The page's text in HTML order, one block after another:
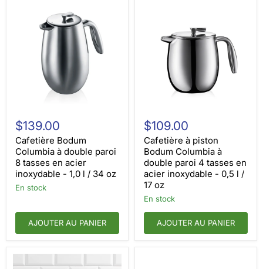
Bodum
Columbia
à
double
paroi
8
tasses
en
-
34
$139.00
Cafetière Bodum
Columbia à double paroi
8 tasses en acier
inoxydable - 1,0 l / 34 oz
en stock
AJOUTER AU PANIER
à
piston
Bodum
Columbia
à
double
paroi
4
tasses
en
acier
inoxydable
-
$109.00
Cafetière à piston
Bodum Columbia à
double paroi 4 tasses en
acier inoxydable - 0,5 l /
17 oz
en stock
AJOUTER AU PANIER